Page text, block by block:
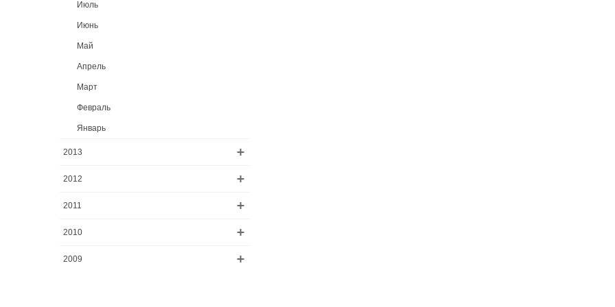
Июль
Июнь
Май
Апрель
Март
Февраль
Январь
2013
2012
2011
2010
2009